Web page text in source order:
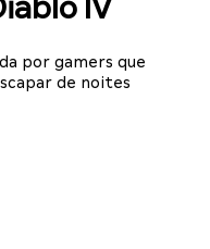
IV
por gamers que
de noites